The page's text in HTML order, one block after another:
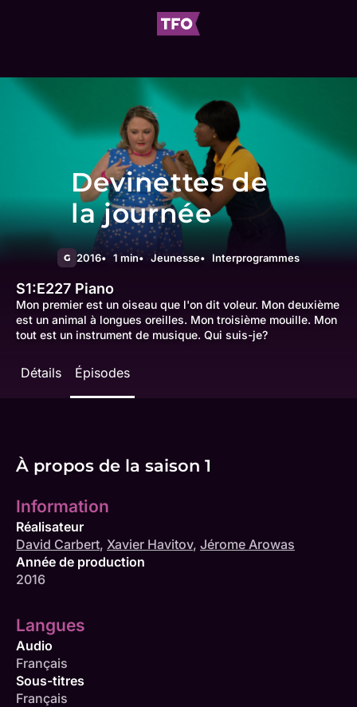
Devinettes de
la journée
G 2016 1 min Jeunesse Interprogrammes
S1:E227 Piano
Mon premier est un oiseau que l'on dit voleur. Mon deuxième
est un animal à longues oreilles. Mon troisième mouille. Mon
tout est un instrument de musique. Qui suis-je?
Détails Épisodes
À propos de la saison 1
Information
Réalisateur
David Carbert, Xavier Havitov, Jérome Arowas
Année de production
2016
Langues
Audio
Français
Sous-titres
Français